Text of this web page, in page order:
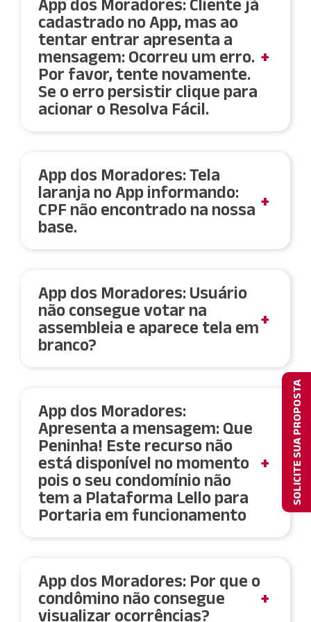
disponível consulte o síndico ou entre em
contato com nossa central de atendimento.
WhatsApp: 11 2797 7585
Telefone:11 2797 7583
App dos Moradores: Cliente já
cadastrado no App, mas ao
tentar entrar apresenta a
mensagem: Ocorreu um erro.
Por favor, tente novamente.
Se o erro persistir clique para
acionar o Resolva Fácil.
tente acessar o App mais tarde novamente.
App dos Moradores: Tela
laranja no App informando:
CPF não encontrado na nossa
base.
proprietário no App dos
Moradores.
A informação pode ser apresentada
App dos Moradores: Usuário
não consegue votar na
assembleia e aparece tela em
branco?
inadimplente. Favor verificar antes de abrir um
incidente.
App dos Moradores:
Apresenta a mensagem: Que
Peninha! Este recurso não
está disponível no momento
pois o seu condomínio não
tem a Plataforma Lello para
Portaria em funcionamento
Lello de Portaria.
App dos Moradores: Por que o
condômino não consegue
visualizar ocorrências?
SOLICITE SUA PROPOSTA